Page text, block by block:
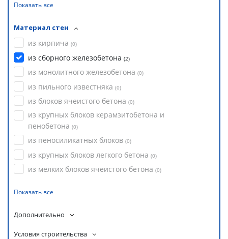
Показать все
Материал стен
из кирпича (0)
из сборного железобетона (2)
из монолитного железобетона (0)
из пильного известняка (0)
из блоков ячеистого бетона (0)
из крупных блоков керамзитобетона и
пенобетона (0)
из пеносиликатных блоков (0)
из крупных блоков легкого бетона (0)
из мелких блоков ячеистого бетона (0)
Показать все
Дополнительно
Условия строительства